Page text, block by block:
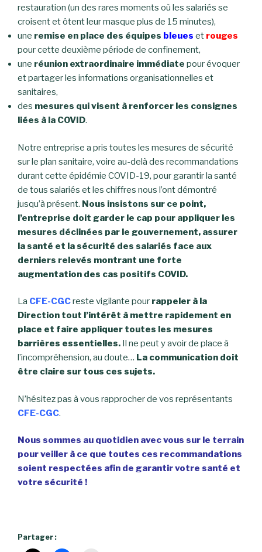
restauration (un des rares moments où les salariés se
croisent et ôtent leur masque plus de 15 minutes),
une remise en place des équipes bleues et rouges
pour cette deuxième période de confinement,
une réunion extraordinaire immédiate pour évoquer
et partager les informations organisationnelles et
sanitaires,
des mesures qui visent à renforcer les consignes
liées à la COVID.
Notre entreprise a pris toutes les mesures de sécurité
sur le plan sanitaire, voire au-delà des recommandations
durant cette épidémie COVID-19, pour garantir la santé
de tous salariés et les chiffres nous l’ont démontré
jusqu’à présent. Nous insistons sur ce point,
l’entreprise doit garder le cap pour appliquer les
mesures déclinées par le gouvernement, assurer
la santé et la sécurité des salariés face aux
derniers relevés montrant une forte
augmentation des cas positifs COVID.
La CFE-CGCreste vigilante pour rappeler à la
Direction tout l’intérêt à mettre rapidement en
place et faire appliquer toutes les mesures
barrières essentielles. Il ne peut y avoir de place à
l’incompréhension, au doute… La communication doit
être claire sur tous ces sujets.
N’hésitez pas à vous rapprocher de vos représentants
CFE-CGC.
Nous sommes au quotidien avec vous sur le terrain
pour veiller à ce que toutes ces recommandations
soient respectées afin de garantir votre santé et
votre sécurité !
Partager :